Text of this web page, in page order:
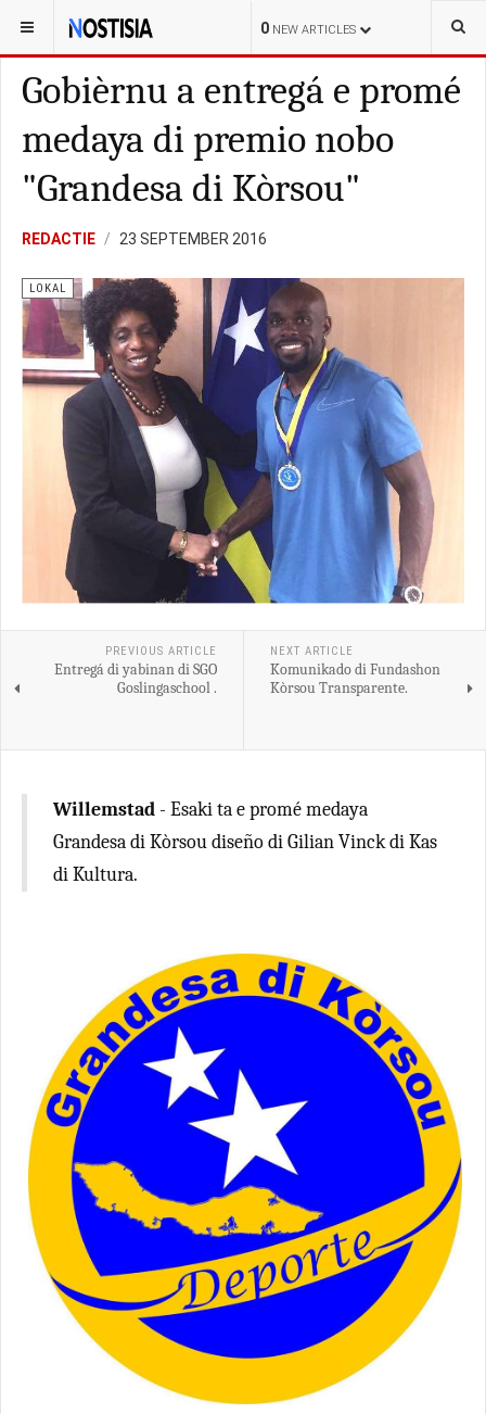
0 NEW ARTICLES
YOU ARE HERE: CURAÇAO
Gobièrnu a entregá e promé
medaya di premio nobo
"Grandesa di Kòrsou"
REDACTIE 23 SEPTEMBER 2016
LOKAL
PREVIOUS ARTICLE
Entregá di yabinan di SGO
Goslingaschool .
NEXT ARTICLE
Komunikado di Fundashon
Kòrsou Transparente.
Willemstad - Esaki ta e promé medaya
Grandesa di Kòrsou diseño di Gilian Vinck di Kas
di Kultura.